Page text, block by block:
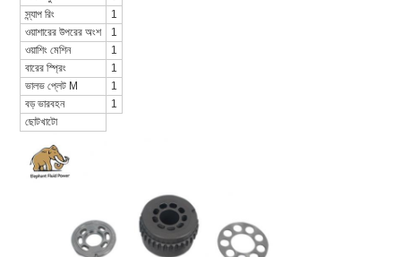
স্ন্যাপ রিং
1
ওয়াশারের উপরের অংশ
1
ওয়াশিং মেশিন
1
বারের স্প্রিং
1
ভালভ প্লেট M
1
বড় ভারবহন
1
ছোটখাটো